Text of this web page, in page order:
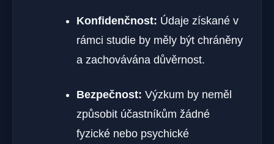
Konfidenčnost: Údaje získané v
rámci studie by měly být chráněny
a zachovávána důvěrnost.
Bezpečnost: Výzkum by neměl
způsobit účastníkům žádné
fyzické nebo psychické